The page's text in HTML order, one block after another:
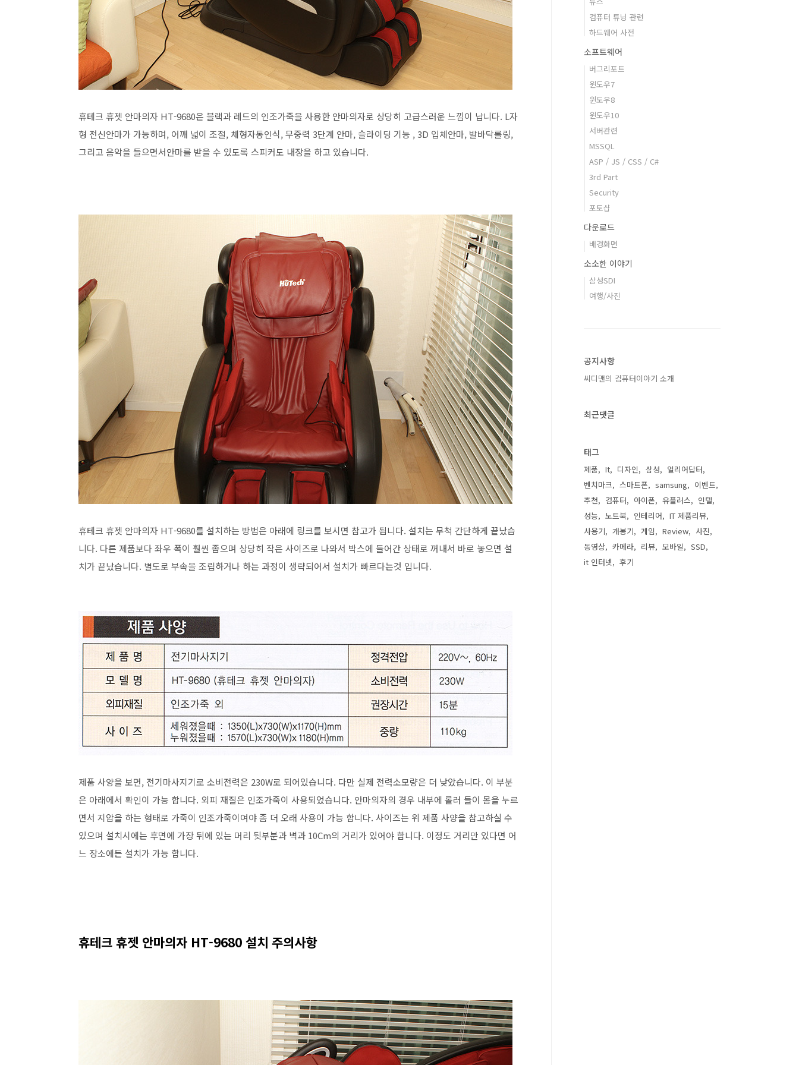
휴테크 휴젯 안마의자 HT-9680은 블랙과 레드의 인조가죽을 사용한 안마의자로 상당히 고급스러운 느낌이 납니다. L자
형 전신안마가 가능하며, 어깨 넓이 조절, 체형자동인식, 무중력 3단계 안마, 슬라이딩 기능 , 3D 입체안마, 발바닥롤링,
그리고 음악을 들으면서안마를 받을 수 있도록 스피커도 내장을 하고 있습니다.
휴테크 휴젯 안마의자 HT-9680를 설치하는 방법은 아래에 링크를 보시면 참고가 됩니다. 설치는 무척 간단하게 끝났습
니다. 다른 제품보다 좌우 폭이 훨씬 좁으며 상당히 작은 사이즈로 나와서 박스에 들어간 상태로 꺼내서 바로 놓으면 설
치가 끝났습니다. 별도로 부속을 조립하거나 하는 과정이 생략되어서 설치가 빠르다는것 입니다.
제품 사양을 보면, 전기마사지기로 소비전력은 230W로 되어있습니다. 다만 실제 전력소모량은 더 낮았습니다. 이 부분
은 아래에서 확인이 가능 합니다. 외피 재질은 인조가죽이 사용되었습니다. 안마의자의 경우 내부에 롤러 들이 몸을 누르
면서 지압을 하는 형태로 가죽이 인조가죽이여야 좀 더 오래 사용이 가능 합니다. 사이즈는 위 제품 사양을 참고하실 수
있으며 설치시에는 후면에 가장 뒤에 있는 머리 뒷부분과 벽과 10Cm의 거리가 있어야 합니다. 이정도 거리만 있다면 어
느 장소에든 설치가 가능 합니다.
휴테크 휴젯 안마의자 HT-9680 설치 주의사항
컴퓨터 튜닝 관련
하드웨어 사전
소프트웨어
버그리포트
윈도우7
윈도우8
윈도우10
서버관련
MSSQL
ASP / JS / CSS / C#
3rd Part
Security
포토샵
다운로드
배경화면
소소한 이야기
삼성SDI
여행/사진
공지사항
씨디맨의 컴퓨터이야기 소개
최근댓글
태그
제품 It 디자인 삼성
얼리어답터
벤치마크
스마트폰 samsung
이벤트
추천
컴퓨터 아이폰 유플러스
인텔
성능
노트북 인테리어
IT 제품리뷰
사용기
개봉기 게임 Review
사진
동영상
카메라 리뷰 모바일
SSD
it 인터넷
후기